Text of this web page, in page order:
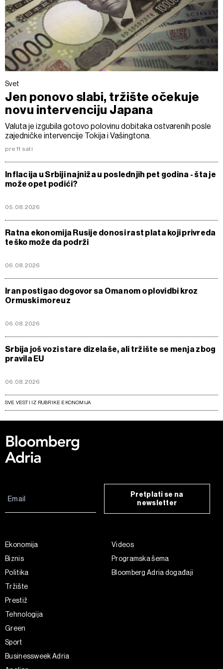
Svet
Jen ponovo slabi, tržište očekuje
novu intervenciju Japana
Valuta je izgubila gotovo polovinu dobitaka ostvarenih posle
zajedničke intervencije Tokija i Vašingtona.
pre 11 sati
Inflacija u Srbiji najniža u poslednjih pet godina - šta je
može opet podići?
05.08.2026
Ratna ekonomija Rusije donosi rast plata koji privreda
teško može da podrži
06.08.2026
Iran postigao dogovor sa Omanom o plovidbi kroz
Ormuski moreuz
06.08.2026
Srbija još vozi stare dizelaše, ali tržište se menja zbog
pravila EU
06.08.2026
SVE VESTI IZ RUBRIKE EKONOMIJA
Pretplati se na
newsletter
Ekonomija
Biznis
Politika
Tržište
Prestiž
Tehnologija
Green
Sport
Businessweek Adria
Videos
Programska šema
Bloomberg Adria događaji